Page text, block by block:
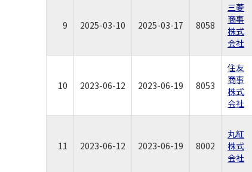
9 2025-03-10 2025-03-17 8058
三菱
商事
株式
会社
10 2023-06-12 2023-06-19 8053
住友
商事
株式
会社
11 2023-06-12 2023-06-19 8002
丸紅
株式
会社